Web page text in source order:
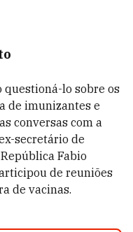
questioná-lo sobre os
de imunizantes e
conversas com a
secretário de
Fabio
de reuniões
de vacinas.